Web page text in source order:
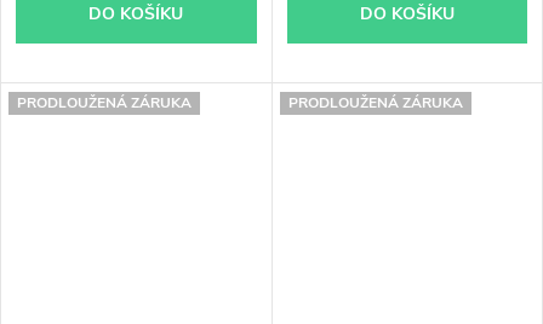
DO KOŠÍKU DO KOŠÍKU
PRODLOUŽENÁ ZÁRUKA PRODLOUŽENÁ ZÁRUKA